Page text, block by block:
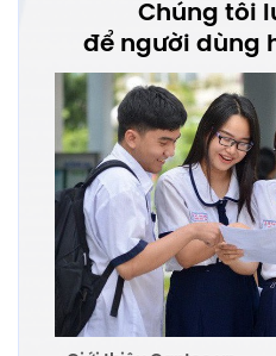
Chúng tôi
để người dùng